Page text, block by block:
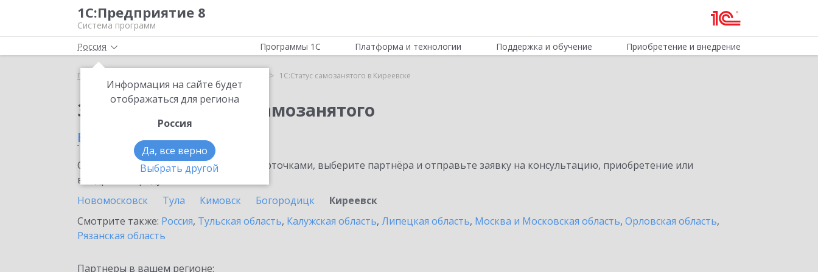
1С:Предприятие 8
Система программ
Россия
Информация на сайте будет
отображаться для региона
Россия
Да, все верно
Выбрать другой
Программы 1С Платформа и технологии Поддержка и обучение Приобретение и внедрение
Главная 1С:Статус самозанятого в Киреевске
Заказать 1С:Статус самозанятого
в Киреевске
Ознакомьтесь с информационными карточками, выберите партнёра и отправьте заявку на консультацию, приобретение или
внедрение продукта.
Новомосковск
Тула Кимовск Богородицк
Киреевск
Смотрите также: Россия, Тульская область, Калужская область, Липецкая область, Москва и Московская область, Орловская область,
Рязанская область
Партнеры в вашем регионе: